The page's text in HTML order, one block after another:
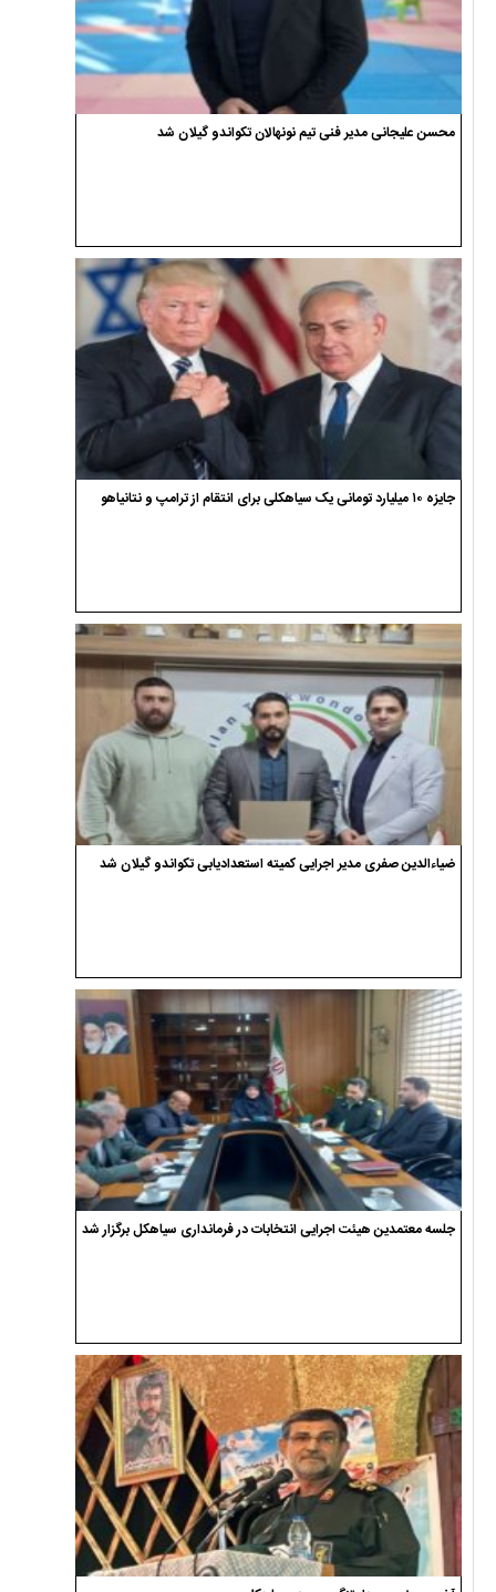
محسن علیجانی مدیر فنی تیم نونهالان تکواندو گیلان شد
جایزه ۱۰ میلیارد تومانی یک سیاهکلی برای انتقام از ترامپ و نتانیاهو
ضیاءالدین صفری مدیر اجرایی کمیته استعدادیابی تکواندو گیلان شد
جلسه معتمدین هیئت اجرایی انتخابات در فرمانداری سیاهکل برگزار شد